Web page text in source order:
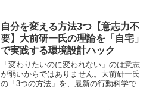
ト術で、新しい自分に出会いましょう。
自分を変える方法3つ【意志力不
要】大前研一氏の理論を「自宅」
で実践する環境設計ハック
「変わりたいのに変われない」のは意志
が弱いからではありません。大前研一氏
の「3つの方法」を、最新の行動科学で